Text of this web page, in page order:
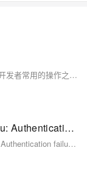
在 Linux 中，查看和监控日志文件是系统管理员和开发者常用的操作之一。tail 命令就是用来查看文件内容的，它默认显示文件的最后部分。tail -f 是 tail 命令的一个非常有用的选项，用于实时查看和跟踪日志文件的更新，尤其是在监控运行中的服务时非常有用。
linux root登陆，密码正确但，错误提示su: Authentication failure
通过系统化的排查和解决方案，可以有效应对 `su: Authentication failure` 问题，确保系统安全和用户权限的正确管理。